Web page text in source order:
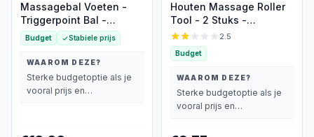
Massagebal Voeten -
Triggerpoint Bal -
Massage Bal Voet -
Massagebal (Set van 2)
met Reliëfpunten - Voor
Hand, Voet, Schouder en
Spieren - 7,5 cm
Groen/Paars - Harde
Budget Stabiele prijs
WAAROM DEZE?
Sterke budgetoptie als je
vooral prijs en
Houten Massage Roller
Tool - 2 Stuks -
Bindweefselmassages -
Verbetert de houding -
Massageapparaten -
Relax - Voor Rug Nek
Armen en Benen
2.5
Budget
WAAROM DEZE?
Sterke budgetoptie als je
vooral prijs en